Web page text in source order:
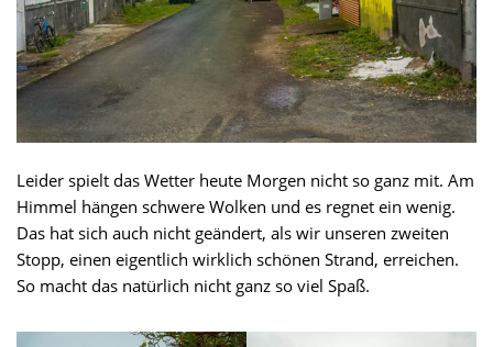
Leider spielt das Wetter heute Morgen nicht so ganz mit. Am
Himmel hängen schwere Wolken und es regnet ein wenig.
Das hat sich auch nicht geändert, als wir unseren zweiten
Stopp, einen eigentlich wirklich schönen Strand, erreichen.
So macht das natürlich nicht ganz so viel Spaß.